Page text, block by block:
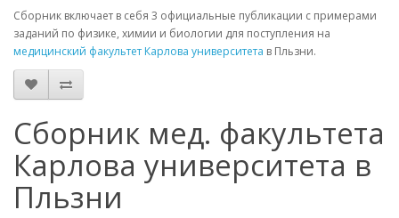
Сборник включает в себя 3 официальные публикации с примерами
заданий по физике, химии и биологии для поступления на
медицинский факультет Карлова университета в Пльзни.
Сборник мед. факультета
Карлова университета в
Пльзни